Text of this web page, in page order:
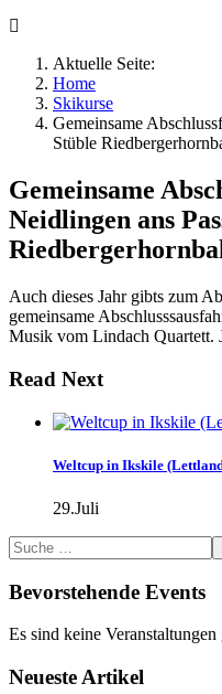
Aktuelle Seite:
Home
Skikurse
Gemeinsame
Stüble
Gemeinsame
Neidlingen ans
Auch dieses Jahr gibts zum
gemeinsame
Musik vom Lindach Quartett.
Read Next
Weltcup in Ikskile
29.Juli
Bevorstehende Events
Es sind keine Veranstaltungen
Neueste Artikel